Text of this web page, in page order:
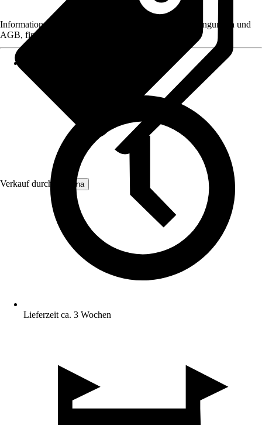
Verkauf durch: Moluna
Informationen des Verkäufers, wie z. B. Rückgabebedingungen und
AGB, finden Sie bei Klick auf den Verkäufernamen.
Lieferzeit ca. 3 Wochen